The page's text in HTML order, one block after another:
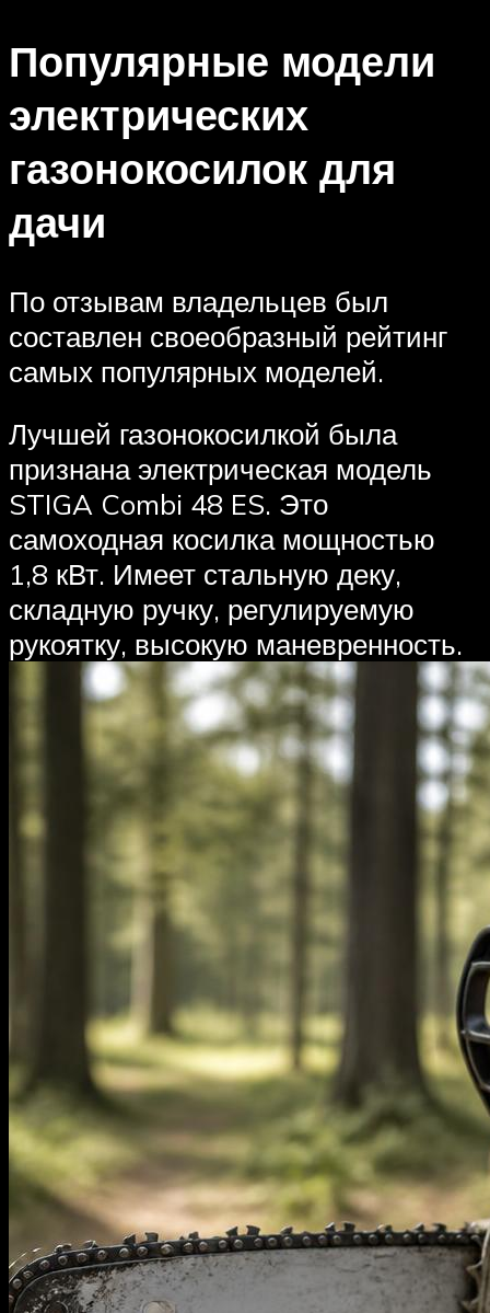
Популярные модели
электрических
газонокосилок для
дачи
По отзывам владельцев был
составлен своеобразный рейтинг
самых популярных моделей.
Лучшей газонокосилкой была
признана электрическая модель
STIGA Combi 48 ES. Это
самоходная косилка мощностью
1,8 кВт. Имеет стальную деку,
складную ручку, регулируемую
рукоятку, высокую маневренность.